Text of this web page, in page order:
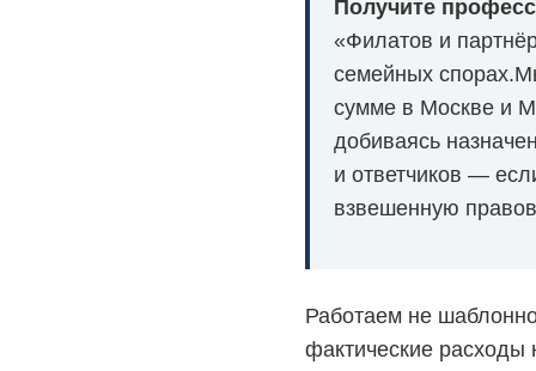
Получите
«Филатов и
семейных
сумме в Москве и
добиваясь
и ответчиков —
взвешенную
Работаем не
фактические расходы